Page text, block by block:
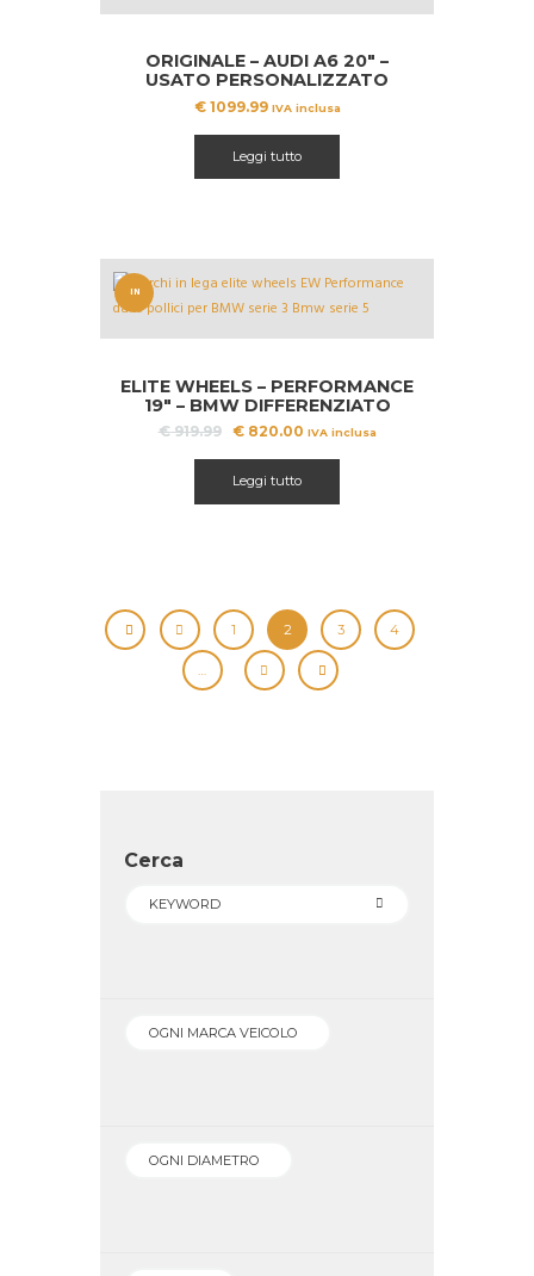
ORIGINALE – AUDI A6 20″ –
USATO PERSONALIZZATO
€1099.99 IVA inclusa
Leggi tutto
IN
ELITE WHEELS – PERFORMANCE
19″ – BMW DIFFERENZIATO
€919.99
Il
era:
€ 919.99.
€820.00Il
€ 820.00.
IVA inclusa
Leggi tutto
1 2 3 4
…
Cerca